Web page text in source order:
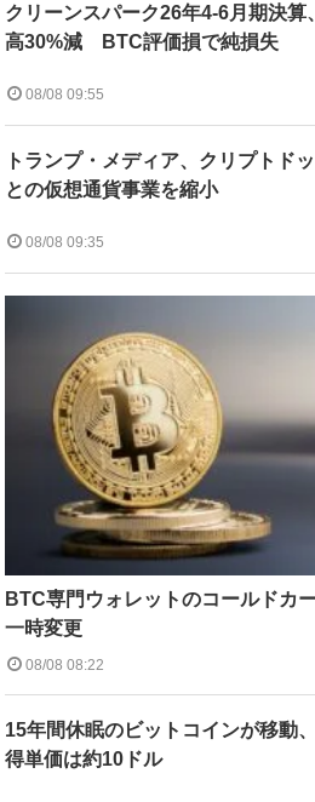
クリーンスパーク26年4-6月期決算
高30%減 BTC評価損で純損失
08/08 09:55
トランプ・メディア、クリプトド
との仮想通貨事業を縮小
08/08 09:35
BTC専門ウォレットのコールドカ
一時変更
08/08 08:22
15年間休眠のビットコインが移動
得単価は約10ドル